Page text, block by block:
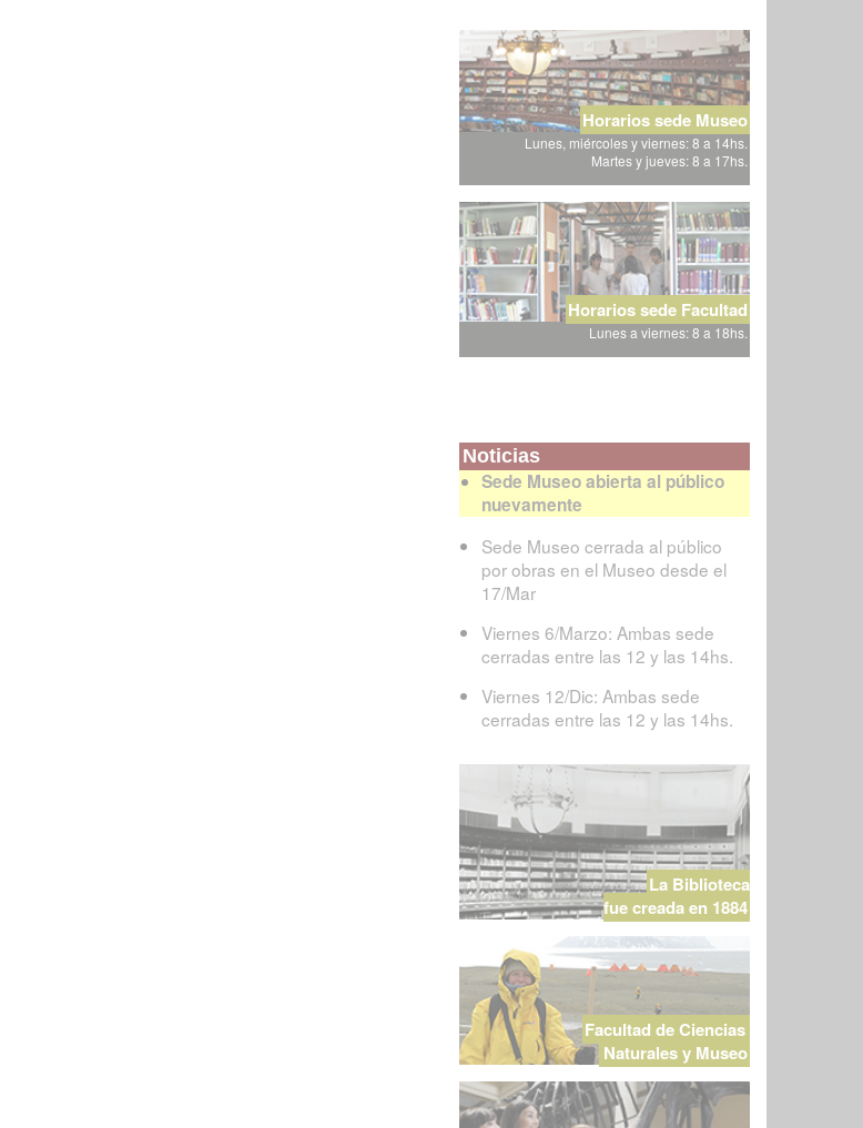
Horarios sede Museo
Lunes, miércoles y viernes: 8 a 14hs.
Martes y jueves: 8 a 17hs.
Horarios sede Facultad
Lunes a viernes: 8 a 18hs.
Noticias
Sede Museo abierta al público
nuevamente
Sede Museo cerrada al público
por obras en el Museo desde el
17/Mar
Viernes 6/Marzo: Ambas sede
cerradas entre las 12 y las 14hs.
Viernes 12/Dic: Ambas sede
cerradas entre las 12 y las 14hs.
La Biblioteca
fue creada en 1884
Facultad de Ciencias
Naturales y Museo